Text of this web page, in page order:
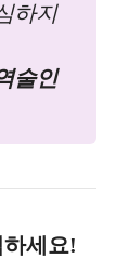
하지
술인
세요!